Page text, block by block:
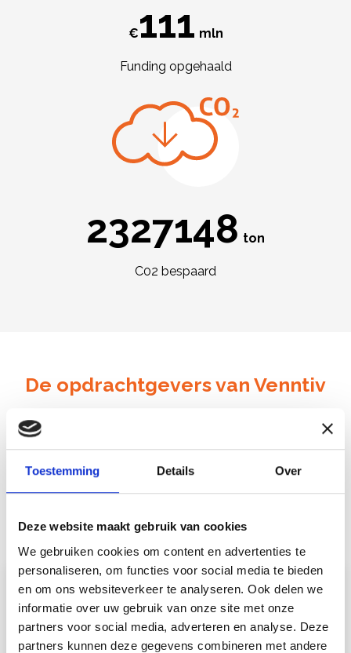
Toestemming Details Over
Deze website maakt gebruik van cookies
We gebruiken cookies om content en advertenties te
personaliseren, om functies voor social media te bieden
en om ons websiteverkeer te analyseren. Ook delen we
informatie over uw gebruik van onze site met onze
partners voor social media, adverteren en analyse. Deze
partners kunnen deze gegevens combineren met andere
€118 mln
Funding opgehaald
2523049 ton
C02 bespaard
De opdrachtgevers van Venntiv
Voor tal van opdrachtgevers met duurzame ambities
mochten we al het subsidietraject en de funding op ons
nemen. Hier krijg je een idee voor wie we optimale
resultaten in subsidies en financiering mogelijk hebben
“De mensen van Venntiv zijn bijzonder
prettig om mee samen te werken bij